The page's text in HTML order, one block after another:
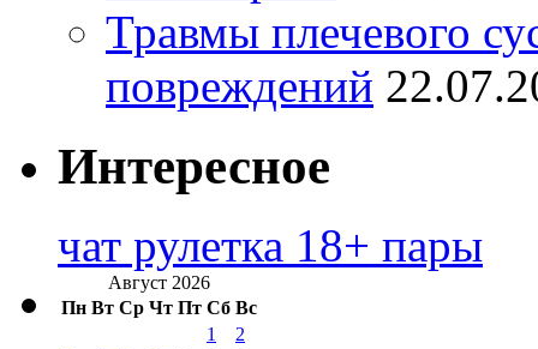
Травмы плечевого
повреждений
Интересное
чат рулетка 18+ пары
Август 2026
Пн Вт Ср Чт Пт Сб Вс
1
2